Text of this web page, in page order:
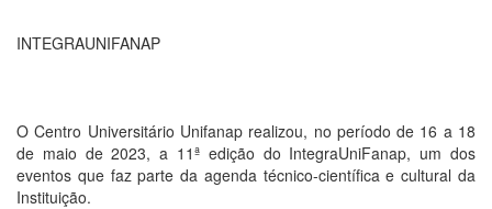
INTEGRAUNIFANAP
O Centro Universitário Unifanap realizou, no período de 16 a 18
de maio de 2023, a 11ª edição do IntegraUniFanap, um dos
eventos que faz parte da agenda técnico-científica e cultural da
Instituição.